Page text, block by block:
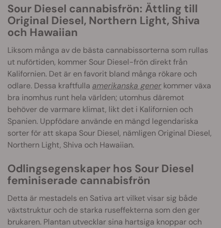
Sour Diesel cannabisfrön: Ättling till
Original Diesel, Northern Light, Shiva
och Hawaiian
Liksom många av de bästa cannabissorterna som rullas
ut nuförtiden, kommer Sour Diesel-frön direkt från
Kalifornien. Det är en favorit bland många rökare och
odlare. Dessa kraftfulla amerikanska gener kommer växa
bra inomhus runt hela världen; utomhus däremot
behöver de varmare klimat, likt det i Kalifornien och
Spanien. Uppfödare använde en mängd legendariska
sorter för att skapa Sour Diesel, nämligen Original Diesel,
Northern Light, Shiva och Hawaiian.
Odlingsegenskaper hos Sour Diesel
feminiserade cannabisfrön
Detta är mestadels en Sativa art vilket visar sig både
växtstruktur och de starka ruseffekterna som den ger
brukaren. Plantan utvecklar sina hartsiga knoppar och